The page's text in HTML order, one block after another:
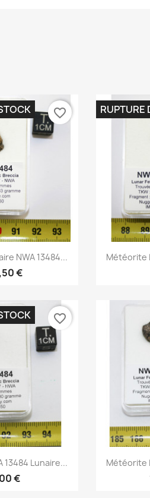
rapide
NWA 13484...
€
favorite_border

Météorite
RUPTURE
rapide
13484 Lunaire...
€
favorite_border

Météorite